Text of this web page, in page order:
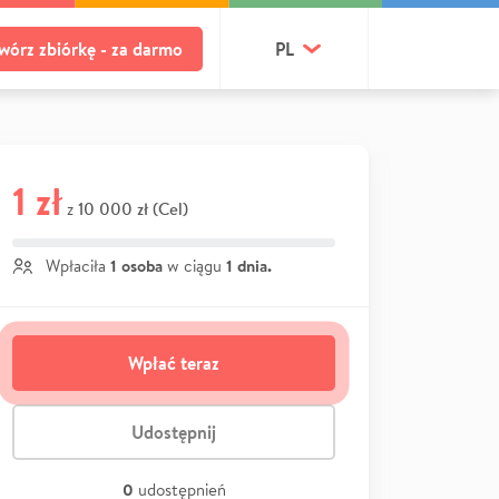
zbiórkę - za darmo PL
1 zł z 10 000 zł (Cel)
Wpłaciła 1 osoba w ciągu 1 dnia.
Wpłać teraz
Udostępnij
0 udostępnień